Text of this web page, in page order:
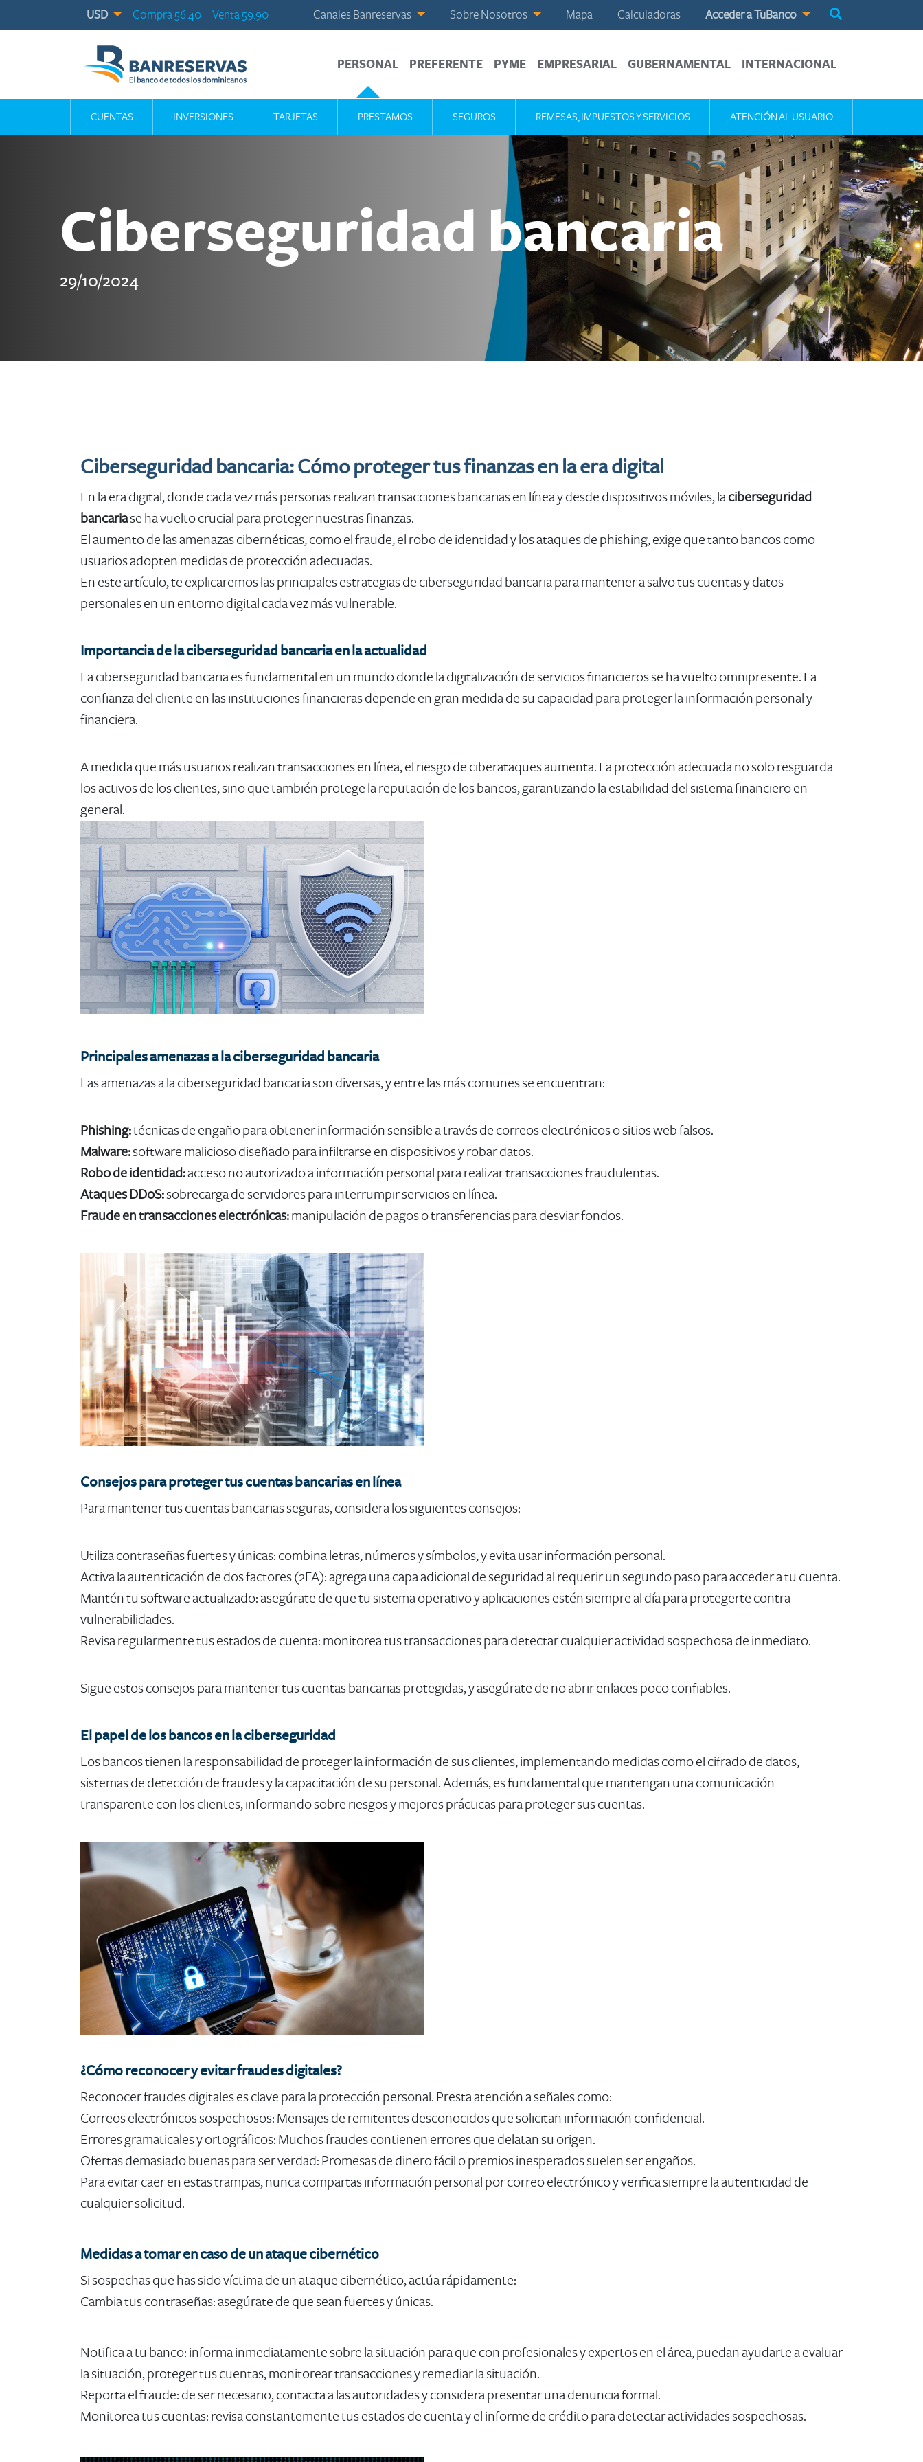
USD Compra 56.40 Venta 59.90 Canales Banreservas Sobre Nosotros Mapa Calculadoras Acceder a TuBanco
PERSONAL
CUENTAS INVERSIONES TARJETAS PRESTAMOS SEGUROS REMESAS, IMPUESTOS Y SERVICIOS ATENCIÓN AL USUARIO
PREFERENTE PYME EMPRESARIAL GUBERNAMENTAL INTERNACIONAL
Ciberseguridad bancaria
29/10/2024
​Ciberseguridad bancaria: Cómo proteger tus finanzas en la era digital
En la era digital, donde cada vez más personas realizan transacciones bancarias en línea y desde dispositivos móviles, laciberseguridad
bancariase ha vuelto crucial para proteger nuestras finanzas.
El aumento de las amenazas cibernéticas, como el fraude, el robo de identidad y los ataques de phishing, exige que tanto bancos como
usuarios adopten medidas de protección adecuadas.
En este artículo, te explicaremos las principales estrategias de ciberseguridad bancaria para mantener a salvo tus cuentas y datos
personales en un entorno digital cada vez más vulnerable.
Importancia de la ciberseguridad bancaria en la actualidad
​La ciberseguridad bancaria es fundamental en un mundo donde la digitalización de servicios financieros se ha vuelto omnipresente. La
confianza del cliente en las instituciones financieras depende en gran medida de su capacidad para proteger la información personal y
financiera.
A medida que más usuarios realizan transacciones en línea, el riesgo de ciberataques aumenta. La protección adecuada no solo resguarda
los activos de los clientes, sino que también protege la reputación de los bancos, garantizando la estabilidad del sistema financiero en
general.
Principales amenazas a la ciberseguridad bancaria
Las amenazas a la ciberseguridad bancaria son diversas, y entre las más comunes se encuentran:
Phishing:técnicas de engaño para obtener información sensible a través de correos electrónicos o sitios web falsos.
Malware:software malicioso diseñado para infiltrarse en dispositivos y robar datos.
Robo de identidad:acceso no autorizado a información personal para realizar transacciones fraudulentas.
Ataques DDoS:sobrecarga de servidores para interrumpir servicios en línea.
Fraude en transacciones electrónicas:manipulación de pagos o transferencias para desviar fondos.
Consejos para proteger tus cuentas bancarias en línea
Para mantener tus cuentas bancarias seguras, considera los siguientes consejos:
Utiliza contraseñas fuertes y únicas: combina letras, números y símbolos, y evita usar información personal.
Activa la autenticación de dos factores (2FA): agrega una capa adicional de seguridad al requerir un segundo paso para acceder a tu cuenta.
Mantén tu software actualizado: asegúrate de que tu sistema operativo y aplicaciones estén siempre al día para protegerte contra
vulnerabilidades.
Revisa regularmente tus estados de cuenta: monitorea tus transacciones para detectar cualquier actividad sospechosa de inmediato.
Sigue estos consejos para mantener tus cuentas bancarias protegidas, y asegúrate de no abrir enlaces poco confiables.
El papel de los bancos en la ciberseguridad
Los bancos tienen la responsabilidad de proteger la información de sus clientes, implementando medidas como el cifrado de datos,
sistemas de detección de fraudes y la capacitación de su personal. Además, es fundamental que mantengan una comunicación
transparente con los clientes, informando sobre riesgos y mejores prácticas para proteger sus cuentas.
¿Cómo reconocer y evitar fraudes digitales?
Reconocer fraudes digitales es clave para la protección personal. Presta atención a señales como:
Correos electrónicos sospechosos: Mensajes de remitentes desconocidos que solicitan información confidencial.
Errores gramaticales y ortográficos: Muchos fraudes contienen errores que delatan su origen.
Ofertas demasiado buenas para ser verdad: Promesas de dinero fácil o premios inesperados suelen ser engaños.
Para evitar caer en estas trampas, nunca compartas información personal por correo electrónico y verifica siempre la autenticidad de
cualquier solicitud.
Medidas a tomar en caso de un ataque cibernético
Si sospechas que has sido víctima de un ataque cibernético, actúa rápidamente:
Cambia tus contraseñas: asegúrate de que sean fuertes y únicas.
Notifica a tu banco: informa inmediatamente sobre la situación para que con profesionales y expertos en el área, puedan ayudarte a evaluar
la situación, proteger tus cuentas, monitorear transacciones y remediar la situación.
Reporta el fraude: de ser necesario, contacta a las autoridades y considera presentar una denuncia formal.
Monitorea tus cuentas: revisa constantemente tus estados de cuenta y el informe de crédito para detectar actividades sospechosas.